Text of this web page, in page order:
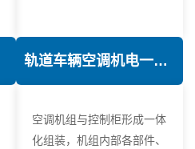
轨道车辆空调机电一体化技术
空调机组与控制柜形成一体
化组装，机组内部各部件、